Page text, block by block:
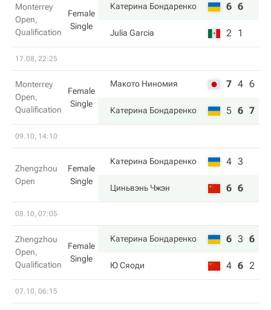
Monterrey
Open,
Qualification
Female
Single
Катерина Бондаренко 6 6
Julia Garcia 2 1
17.08, 22:25
Monterrey
Open,
Qualification
Female
Single
Макото Ниномия 7 4 6
Катерина Бондаренко 5 6 7
09.10, 14:10
Zhengzhou
Open
Female
Single
Катерина Бондаренко 4 3
Циньвэнь Чжэн 6 6
08.10, 07:05
Zhengzhou
Open,
Qualification
Female
Single
Катерина Бондаренко 6 3 6
Ю Сяоди 4 6 2
07.10, 06:15